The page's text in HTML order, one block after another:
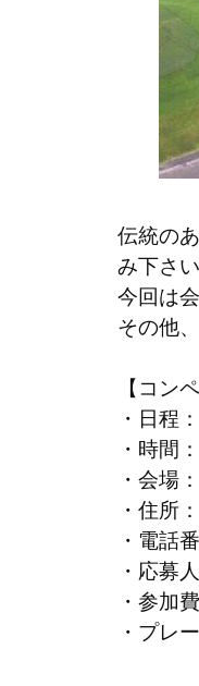
伝統の
み下さい
今回は
その他
【コン
・日程
・時間
・会場
・住所
・電話
・応募
・参加
・プレ
メン